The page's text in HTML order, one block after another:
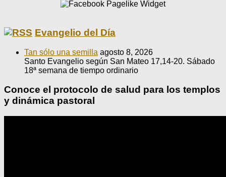
Evangelio del Día
Tan sólo una semilla agosto 8, 2026
Santo Evangelio según San Mateo 17,14-20. Sábado
18ª semana de tiempo ordinario
Conoce el protocolo de salud para los templos
y dinámica pastoral